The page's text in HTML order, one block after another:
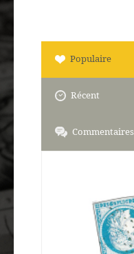
Mon compte
Populaire
Récent
Commentaires